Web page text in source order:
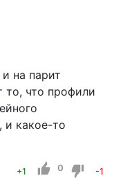
на парит
то, что профили
и какое-то
+1 0 -1